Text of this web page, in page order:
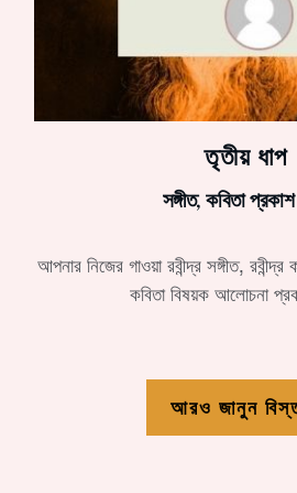
তৃতীয় ধাপ
সঙ্গীত, কবিতা
আপনার নিজের গাওয়া রবীন্দ্র সঙ্গীত,
কবিতা বিষয়ক আলোচনা
আরও জানুন